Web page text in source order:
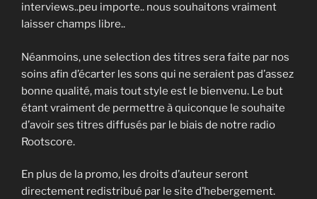
14. Inde_pendance - leen c
16. Rimes pleines de tristesse - Manitou
17. PAS ENCORE MORT - Muchach
18. MIX-1 - LCDSS
20. Faces cachées feat Lacraps - Neka
interviews..peu importe.. nous souhaitons vraiment
laisser champs libre..
Néanmoins, une selection des titres sera faite par nos
soins afin d’écarter les sons qui ne seraient pas d’assez
bonne qualité, mais tout style est le bienvenu. Le but
étant vraiment de permettre à quiconque le souhaite
d’avoir ses titres diffusés par le biais de notre radio
Rootscore.
En plus de la promo, les droits d’auteur seront
directement redistribué par le site d’hebergement.